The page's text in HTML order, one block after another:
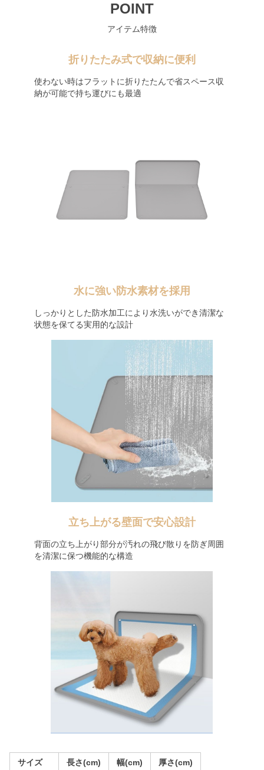
POINT
アイテム特徴
折りたたみ式で収納に便利
使わない時はフラットに折りたたんで省スペース収
納が可能で持ち運びにも最適
水に強い防水素材を採用
しっかりとした防水加工により水洗いができ清潔な
状態を保てる実用的な設計
立ち上がる壁面で安心設計
背面の立ち上がり部分が汚れの飛び散りを防ぎ周囲
を清潔に保つ機能的な構造
サイズ 長さ(cm) 幅(cm) 厚さ(cm)